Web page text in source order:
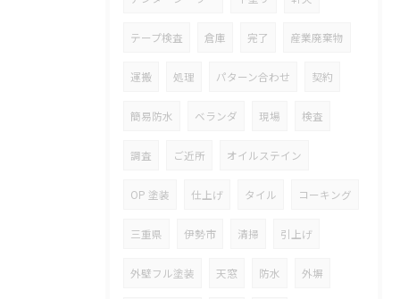
テープ検査 倉庫 完了 産業廃棄物
運搬 処理 パターン合わせ 契約
簡易防水 ベランダ 現場 検査
調査 ご近所 オイルステイン
OP 塗装 仕上げ タイル コーキング
三重県 伊勢市 清掃 引上げ
外壁フル塗装 天窓 防水 外塀